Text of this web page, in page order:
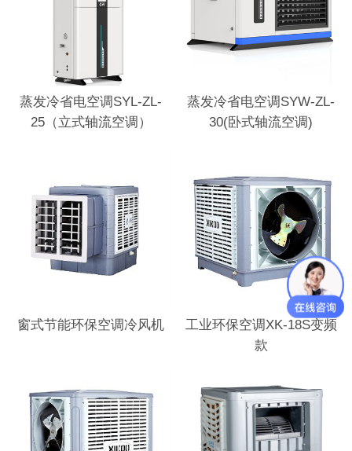
蒸发冷省电空调SYL-ZL-
25（立式轴流空调）
蒸发冷省电空调SYW-ZL-
30(卧式轴流空调)
窗式节能环保空调冷风机
工业环保空调XK-18S变频
款